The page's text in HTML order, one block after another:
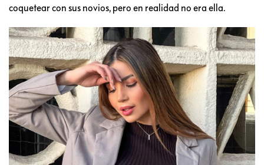
coquetear con sus novios, pero en realidad no era ella.